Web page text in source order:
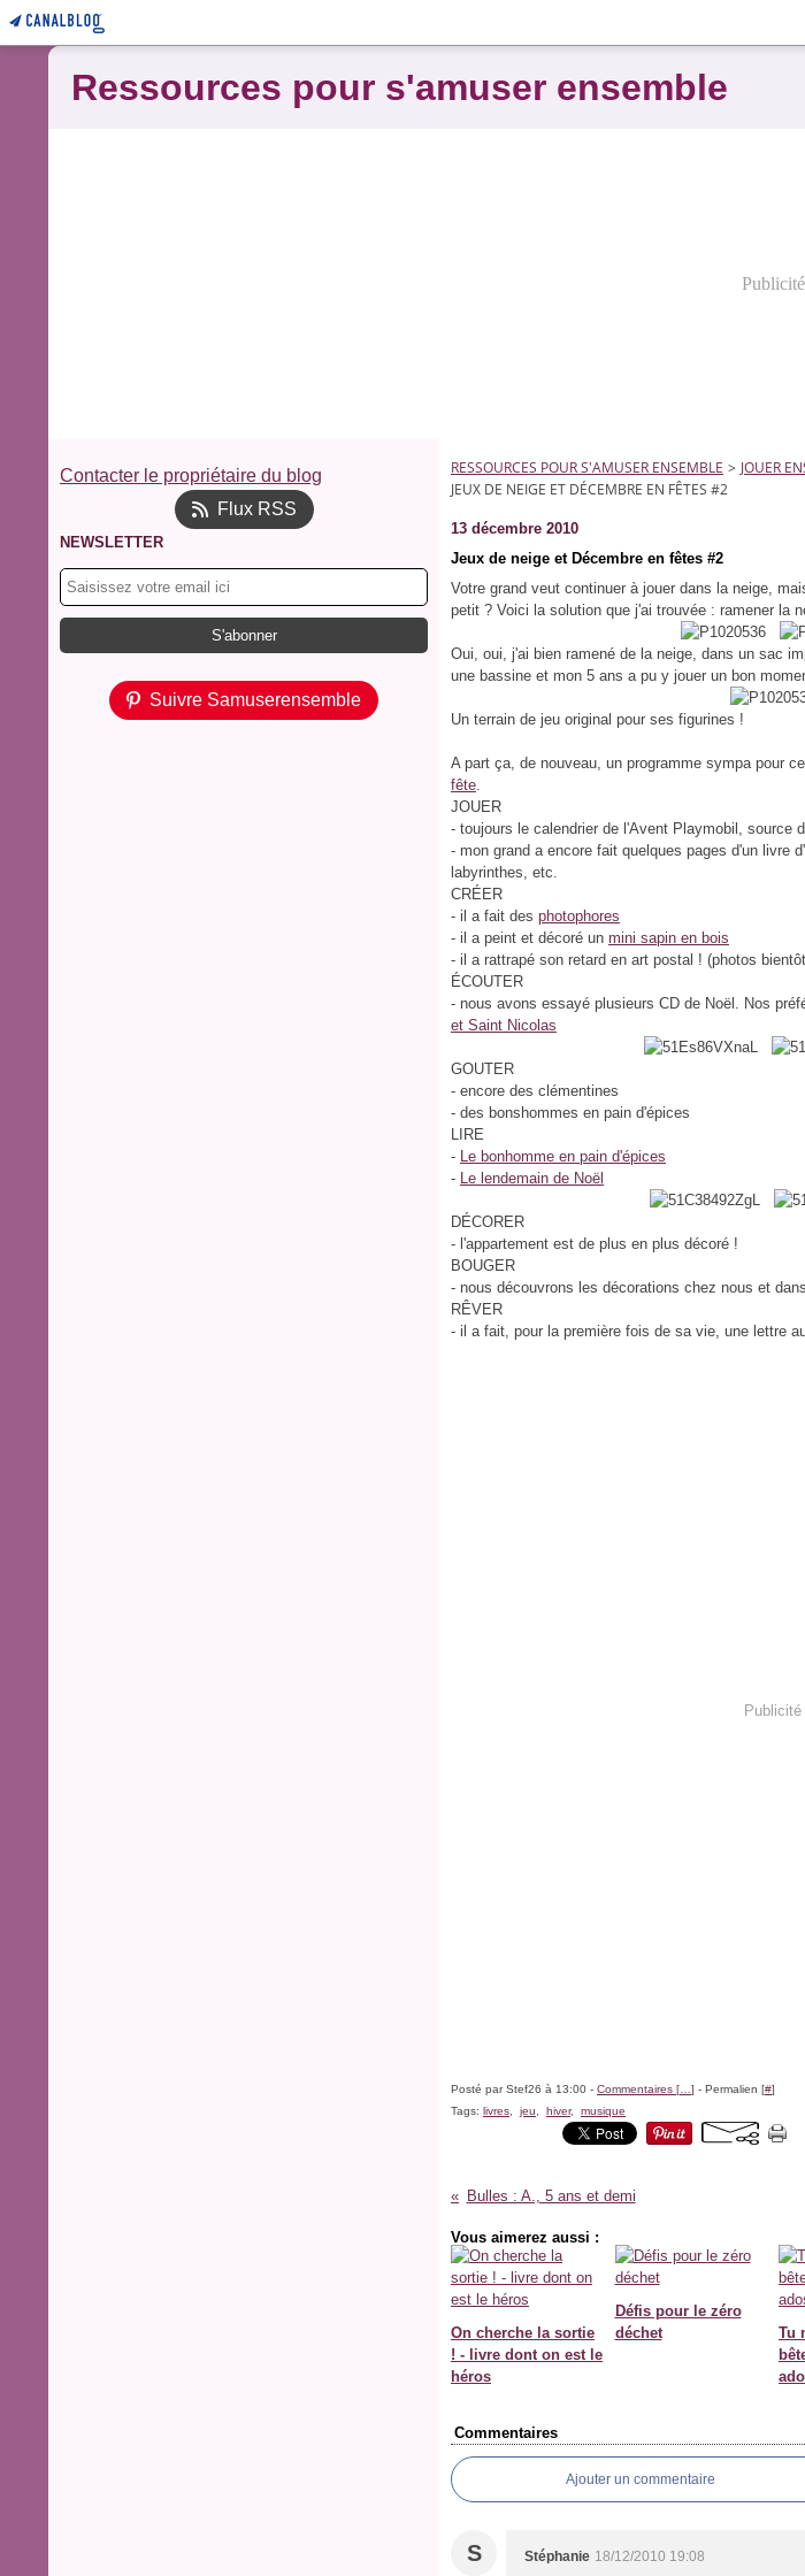
Ressources pour s'amuser ensemble
Publicité
Contacter le propriétaire du blog
Flux RSS
NEWSLETTER
Suivre Samuserensemble
RESSOURCES POUR S'AMUSER ENSEMBLE > JOUER
JEUX DE NEIGE ET DÉCEMBRE EN FÊTES #2
13 décembre 2010
Jeux de neige et Décembre en fêtes #2
Votre grand veut continuer à jouer dans la neige,
petit ? Voici la solution que j'ai trouvée : ramener la
Oui, oui, j'ai bien ramené de la neige, dans un sac
une bassine et mon 5 ans a pu y jouer un bon
Un terrain de jeu original pour ses figurines !
A part ça, de nouveau, un programme sympa pour
fête.
JOUER
- toujours le calendrier de l'Avent Playmobil, source
- mon grand a encore fait quelques pages d'un livre
labyrinthes, etc.
CRÉER
- il a fait des photophores
- il a peint et décoré un mini sapin en bois
- il a rattrapé son retard en art postal ! (photos
ÉCOUTER
- nous avons essayé plusieurs CD de Noël. Nos
et Saint Nicolas
GOUTER
- encore des clémentines
- des bonshommes en pain d'épices
LIRE
- Le bonhomme en pain d'épices
- Le lendemain de Noël
DÉCORER
- l'appartement est de plus en plus décoré !
BOUGER
- nous découvrons les décorations chez nous et
RÊVER
- il a fait, pour la première fois de sa vie, une lettre
Publicité
Posté par Stef26 à 13:00 - Commentaires [ ] - Permalien [#]
Tags: livres jeu hiver, musique
Bulles : A., 5 ans et demi
Vous aimerez aussi :
On cherche la sortie
! - livre dont on est le
héros
Défis pour le zéro
déchet
Tu
Commentaires
Ajouter un commentaire
S Stéphanie 18/12/2010 19:08